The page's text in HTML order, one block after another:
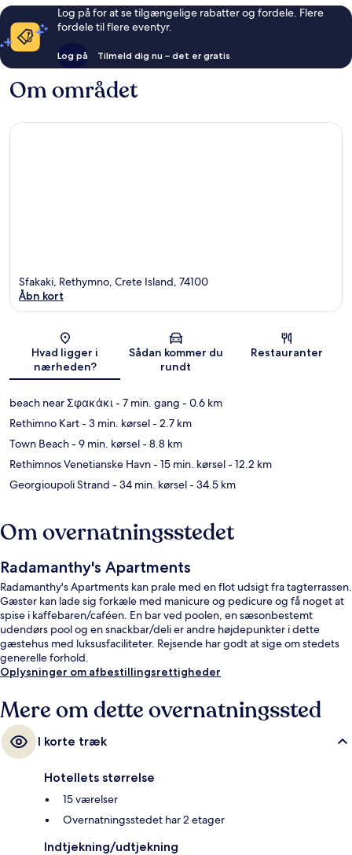
Log på for at se tilgængelige rabatter og fordele. Flere
fordele til flere eventyr.
Log på Tilmeld dig nu – det er gratis
Om området
Kort
Sfakaki, Rethymno, Crete Island, 74100
Åbn kort
Hvad ligger i
nærheden?
Sådan kommer du
rundt
Restauranter
beach near Σφακάκι- 7 min. gang - 0.6 km
Rethimno Kart- 3 min. kørsel- 2.7 km
Town Beach- 9 min. kørsel- 8.8 km
Rethimnos Venetianske Havn- 15 min. kørsel- 12.2 km
Georgioupoli Strand - 34 min. kørsel- 34.5 km
Om overnatningsstedet
Radamanthy's Apartments
Radamanthy's Apartments kan prale med en flot udsigt fra tagterrassen.
Gæster kan lade sig forkæle med manicure og pedicure og få noget at
spise i kaffebaren/caféen. En bar ved poolen, en sæsonbestemt
udendørs pool og en snackbar/deli er andre højdepunkter i dette
gæstehus med luksusfaciliteter. Rejsende har godt at sige om stedets
generelle forhold.
Oplysninger om afbestillingsrettigheder
Mere om dette overnatningssted
I korte træk
Hotellets størrelse
15 værelser
Overnatningsstedet har 2 etager
Indtjekning/udtjekning